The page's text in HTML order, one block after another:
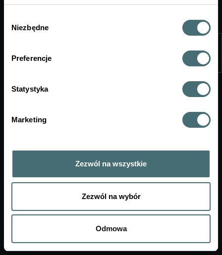
zgody
Niezbędne
Preferencje
Statystyka
Marketing
Zezwól na wszystkie
Zezwól na wybór
Odmowa
poniżej informacje dot. II terminu dla zaliczeń PDW:
- Zarządzanie turystyką zdrowotną, II termin
odbędzie się na platformie moodle 3 lutego o godz.
- Healthcare service marketing, II termin odbędzie
Mapa strony
Wirtualny Dziekanat v4.3.0.95
Copyright © 2026APR SYSTEM